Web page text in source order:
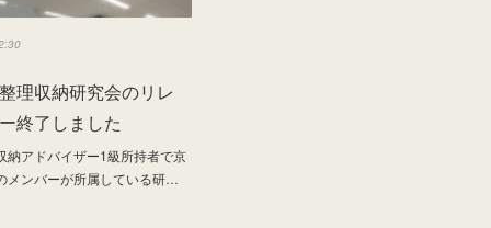
理収納研究会のリレ
終了しました
納アドバイザー1級所持者で京
メンバーが所属している研…